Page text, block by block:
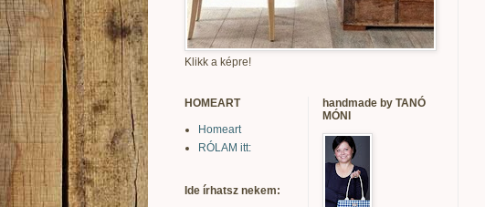
Klikk a képre!
HOMEART
Homeart
RÓLAM itt:
Ide írhatsz nekem:
handmade by TANÓ
MÓNI